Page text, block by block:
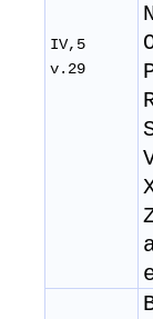
IV,5
v.29